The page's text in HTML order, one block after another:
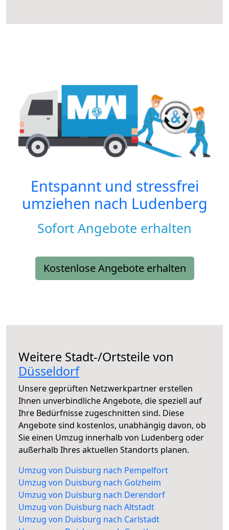
Entspannt und stressfrei
umziehen nach Ludenberg
Sofort Angebote erhalten
Kostenlose Angebote erhalten
Weitere Stadt-/Ortsteile von
Düsseldorf
Unsere geprüften Netzwerkpartner erstellen
Ihnen unverbindliche Angebote, die speziell auf
Ihre Bedürfnisse zugeschnitten sind. Diese
Angebote sind kostenlos, unabhängig davon, ob
Sie einen Umzug innerhalb von Ludenberg oder
außerhalb Ihres aktuellen Standorts planen.
Umzug von Duisburg nach Pempelfort
Umzug von Duisburg nach Golzheim
Umzug von Duisburg nach Derendorf
Umzug von Duisburg nach Altstadt
Umzug von Duisburg nach Carlstadt